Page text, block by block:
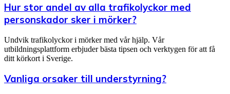
Hur stor andel av alla trafikolyckor med
personskador sker i mörker?
Undvik trafikolyckor i mörker med vår hjälp. Vår
utbildningsplattform erbjuder bästa tipsen och verktygen för att få
ditt körkort i Sverige.
Vanliga orsaker till understyrning?